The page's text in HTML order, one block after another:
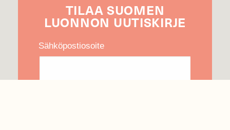
TILAA SUOMEN
LUONNON UUTIS­KIRJE
Sähköpostiosoite